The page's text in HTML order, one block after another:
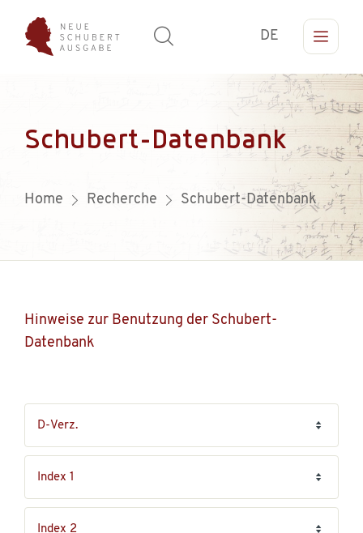
DE
Schubert-Datenbank
Home Recherche Schubert-Datenbank
Hinweise zur Benutzung der Schubert-
Datenbank